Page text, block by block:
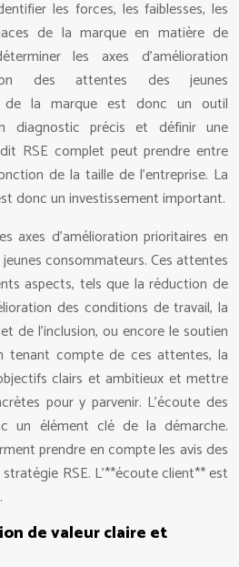
les forces, les faiblesses, les
de la marque en matière de
les axes d’amélioration
des attentes des jeunes
de la marque est donc un outil
diagnostic précis et définir une
RSE complet peut prendre entre
de la taille de l’entreprise. La
donc un investissement important.
axes d’amélioration prioritaires en
consommateurs. Ces attentes
aspects, tels que la réduction de
des conditions de travail, la
de l’inclusion, ou encore le soutien
tenant compte de ces attentes, la
clairs et ambitieux et mettre
pour y parvenir. L’écoute des
un élément clé de la démarche.
prendre en compte les avis des
RSE. L’**écoute client** est
de valeur claire et